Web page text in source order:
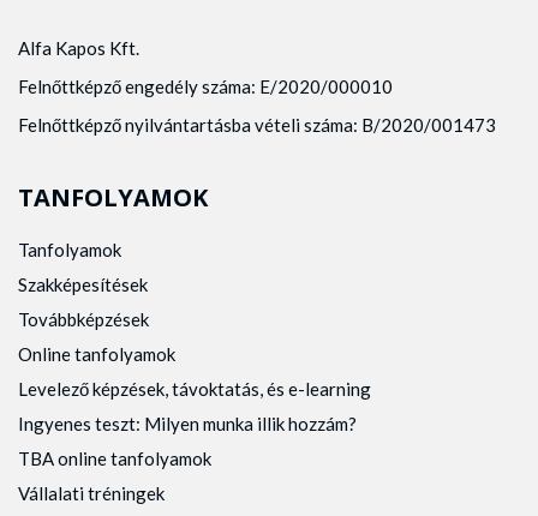
Alfa Kapos Kft.
Felnőttképző engedély száma: E/2020/000010
Felnőttképző nyilvántartásba vételi száma: B/2020/001473
TANFOLYAMOK
Tanfolyamok
Szakképesítések
Továbbképzések
Online tanfolyamok
Levelező képzések, távoktatás, és e-learning
Ingyenes teszt: Milyen munka illik hozzám?
TBA online tanfolyamok
Vállalati tréningek